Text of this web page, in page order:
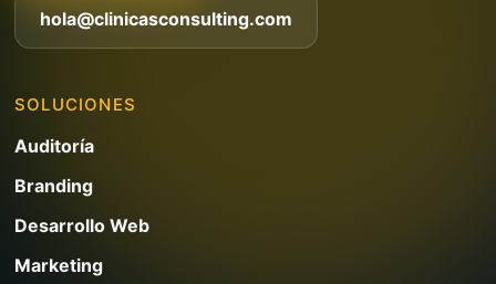
hola@clinicasconsulting.com
SOLUCIONES
Auditoría
Branding
Desarrollo Web
Marketing